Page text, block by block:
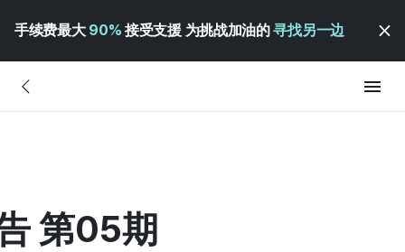
手续费最大 90% 接受支援 为挑战加油的寻找另一边
第05期